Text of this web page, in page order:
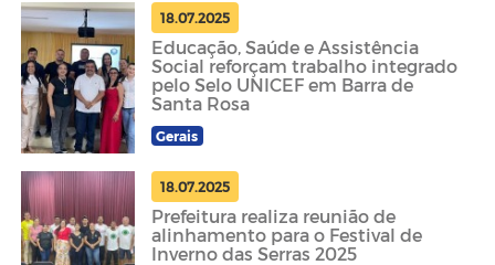
18.07.2025
Educação, Saúde e Assistência
Social reforçam trabalho integrado
pelo Selo UNICEF em Barra de
Santa Rosa
Gerais
18.07.2025
Prefeitura realiza reunião de
alinhamento para o Festival de
Inverno das Serras 2025